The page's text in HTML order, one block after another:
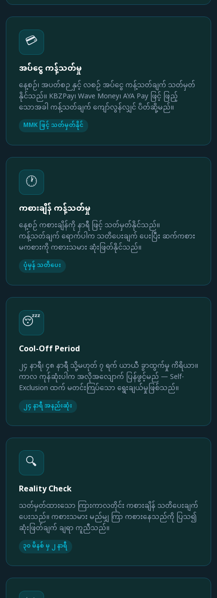
💳
အပ်ငွေ ကန့်သတ်မှု
နေ့စဉ်၊ အပတ်စဉ နှင့် လစဉ် အပ်ငွေ ကန့်သတ်ချက် သတ်မှတ်
နိုင်သည်။ KBZPay၊ Wave Money၊ AYA Pay ဖြင့် ဖြည့်
သောအခါ ကန့်သတ်ချက် ကျော်လွန်လျှင် ပိတ်ဆို့မည်။
MMK ဖြင့် သတ်မှတ်နိုင်
🕐
ကစားချိန် ကန့်သတ်မှု
နေ့စဉ် ကစားချိန်ကို နာရီ ဖြင့် သတ်မှတ်နိုင်သည်။
ကန့်သတ်ချက် ရောက်ပါက သတိပေးချက် ပေးပြီး ဆက်ကစား
မကစားကို ကစားသမား ဆုံးဖြတ်နိုင်သည်။
ပုံမှန် သတိပေး
😴
Cool-Off Period
၂၄ နာရီ၊ ၄၈ နာရီ သို့မဟုတ် ၇ ရက် ယာယီ ခွာထွက်မှု ကိရိယာ။
ကာလ ကုန်ဆုံးပါက အလိုအလျောက် ပြန်ဖွင့်မည် — Self-
Exclusion ထက် မတင်းကြပ်သော ရွေးချယ်မှုဖြစ်သည်။
၂၄ နာရီ အနည်းဆုံး
🔍
Reality Check
သတ်မှတ်ထားသော ကြားကာလတိုင်း ကစားချိန် သတိပေးချက်
ပေးသည်။ ကစားသမား မည်မျှ ကြာ ကစားနေသည်ကို ပြသ၍
ဆုံးဖြတ်ချက် ချရာ ကူညီသည်။
၃၀ မိနစ် မှ ၂ နာရီ